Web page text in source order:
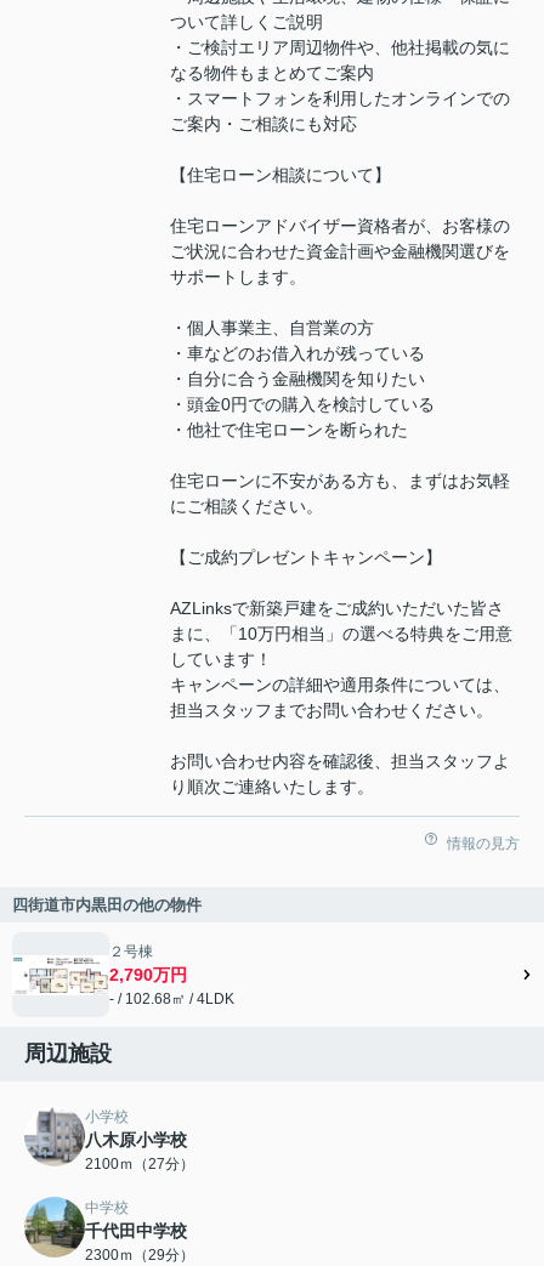
ついて詳しくご説明
・ご検討エリア周辺物件や、他社掲載の気に
なる物件もまとめてご案内
・スマートフォンを利用したオンラインでの
ご案内・ご相談にも対応
【住宅ローン相談について】
住宅ローンアドバイザー資格者が、お客様の
ご状況に合わせた資金計画や金融機関選びを
サポートします。
・個人事業主、自営業の方
・車などのお借入れが残っている
・自分に合う金融機関を知りたい
・頭金0円での購入を検討している
・他社で住宅ローンを断られた
住宅ローンに不安がある方も、まずはお気軽
にご相談ください。
【ご成約プレゼントキャンペーン】
AZLinksで新築戸建をご成約いただいた皆さ
まに、「10万円相当」の選べる特典をご用意
しています！
キャンペーンの詳細や適用条件については、
担当スタッフまでお問い合わせください。
お問い合わせ内容を確認後、担当スタッフよ
り順次ご連絡いたします。
情報の見方
四街道市内黒田の他の物件
２号棟
2,790万円
- / 102.68㎡ / 4LDK
周辺施設
小学校
八木原小学校
2100ｍ（27分）
中学校
千代田中学校
2300ｍ（29分）